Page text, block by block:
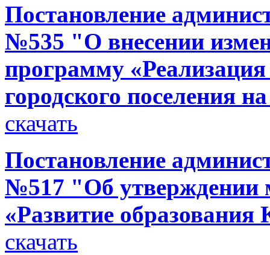
Постановление
№535 "О внесении
программу
городского поселения
скачать
Постановление
№517 "Об утверждении
«Развитие образования
скачать